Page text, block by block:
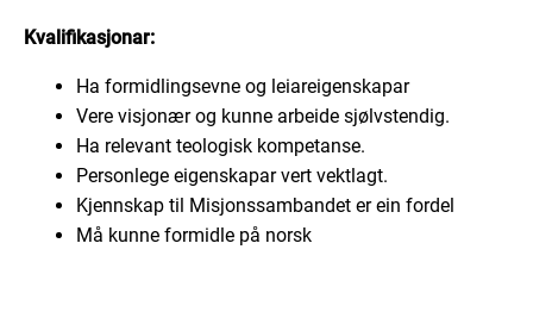
Kvalifikasjonar:
Ha formidlingsevne og leiareigenskapar
Vere visjonær og kunne arbeide sjølvstendig.
Ha relevant teologisk kompetanse.
Personlege eigenskapar vert vektlagt.
Kjennskap til Misjonssambandet er ein fordel
Må kunne formidle på norsk